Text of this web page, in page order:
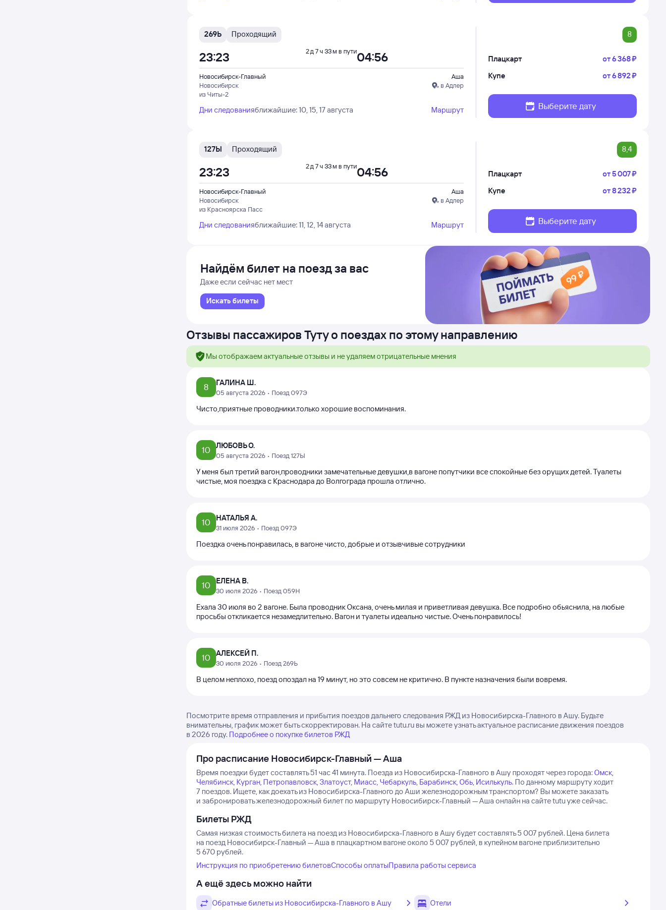
269Ь Проходящий 8
Новосибирск-Главный
Новосибирск
из Читы-2
Аша
в Адлер
23:23 04:56
2 д 7 ч 33 м в пути
Дни следованияближайшие: 10, 15, 17 августа Маршрут
Плацкарт от6 ⁠368 ⁠₽
Купе
от6 ⁠892 ⁠₽
Выберите дату
127Ы Проходящий 8,4
Новосибирск-Главный
Новосибирск
из Красноярска Пасс
Аша
в Адлер
23:23 04:56
2 д 7 ч 33 м в пути
Дни следованияближайшие: 11, 12, 14 августа Маршрут
Плацкарт от5 ⁠007 ⁠₽
Купе
от8 ⁠232 ⁠₽
Выберите дату
Найдём билет на поезд за вас
Даже если сейчас нет мест
Искать билеты
Отзывы пассажиров Туту о поездах по этому направлению
Мы отображаем актуальные отзывы и не удаляем отрицательные мнения
8 ГАЛИНА Ш.
05 августа 2026 • Поезд 097Э
Чисто,приятные проводники.только хорошие воспоминания.
10 ЛЮБОВЬ О.
05 августа 2026 • Поезд 127Ы
У меня был третий вагон,проводники замечательные девушки,в вагоне попутчики все спокойные без орущих детей. Туалеты
чистые, моя поездка с Краснодара до Волгограда прошла отлично.
10 НАТАЛЬЯ А.
31 июля 2026 • Поезд 097Э
Поездка очень понравилась, в вагоне чисто, добрые и отзывчивые сотрудники
10 ЕЛЕНА В.
30 июля 2026 • Поезд 059Н
Ехала 30 июля во 2 вагоне. Была проводник Оксана, очень милая и приветливая девушка. Все подробно обьяснила, на любые
просьбы откликается незамедлительно. Вагон и туалеты идеально чистые. Очень понравилось!
10 АЛЕКСЕЙ П.
30 июля 2026 • Поезд 269Ь
В целом неплохо, поезд опоздал на 19 минут, но это совсем не критично. В пункте назначения были вовремя.
Посмотрите время отправления и прибытия поездов дальнего следования РЖД из Новосибирска-Главного в Ашу. Будьте
внимательны, график может быть скорректирован. На сайте tutu.ru вы можете узнать актуальное расписание движения поездов
в 2026 году. Подробнее о покупке билетов РЖД
Про расписание Новосибирск-Главный — Аша
Время поездки будет составлять 51 час 41 минута. Поезда из Новосибирска-Главного в Ашу проходят через города:Омск,
Челябинск, Курган, Петропавловск,Златоуст, Миасс, Чебаркуль, Барабинск,Обь, Исилькуль. По данному маршруту ходит
7 поездов. Ищете, как доехать из Новосибирска-Главного до Аши железнодорожным транспортом? Вы можете заказать
и забронировать железнодорожный билет по маршруту Новосибирск-Главный — Аша онлайн на сайте tutu уже сейчас.
Билеты РЖД
Самая низкая стоимость билета на поезд из Новосибирска-Главного в Ашу будет составлять 5 007 рублей. Цена билета
на поезд Новосибирск-Главный — Аша в плацкартном вагоне около 5 007 рублей, в купейном вагоне приблизительно
5 670 рублей.
Инструкция по приобретению билетовСпособы оплатыПравила работы сервиса
А ещё здесь можно найти
Обратные билеты из Новосибирска-Главного в Ашу Отели